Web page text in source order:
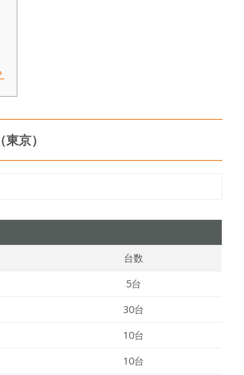
京）
台数
5台
30台
10台
10台